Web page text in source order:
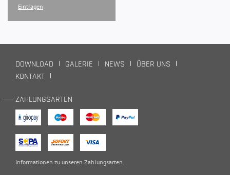
Eintragen
DOWNLOAD GALERIE NEWS
ÜBER UNS
KONTAKT
ZAHLUNGSARTEN
Informationen zu unseren Zahlungsarten